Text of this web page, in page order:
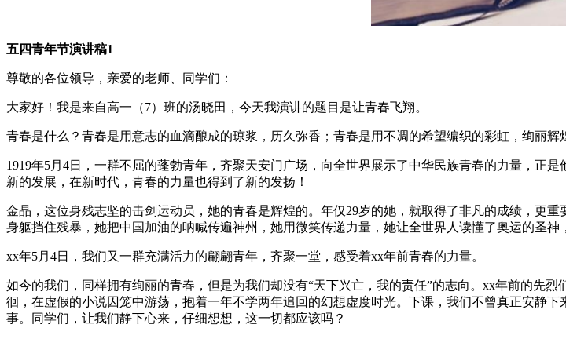
五四青年节演讲稿1
尊敬的各位领导，亲爱的老师、同学们：
大家好！我是来自高一（7）班的汤晓田，今天我演讲的题目是让青春飞翔。
青春是什么？青春是用意志的血滴酿成的琼浆，历久弥香；青春是用不凋的希望编织的彩虹，绚丽辉
1919年5月4日，一群不屈的蓬勃青年，齐聚天安门广场，向全世界展示了中华民族青春的力量，正
新的发展，在新时代，青春的力量也得到了新的发扬！
金晶，这位身残志坚的击剑运动员，她的青春是辉煌的。年仅29岁的她，就取得了非凡的成绩，更
身躯挡住残暴，她把中国加油的呐喊传遍神州，她用微笑传递力量，她让全世界人读懂了奥运的圣神
xx年5月4日，我们又一群充满活力的翩翩青年，齐聚一堂，感受着xx年前青春的力量。
如今的我们，同样拥有绚丽的青春，但是为我们却没有“天下兴亡，我的责任”的志向。xx年前的先
徊，在虚假的小说囚笼中游荡，抱着一年不学两年追回的幻想虚度时光。下课，我们不曾真正安静
事。同学们，让我们静下心来，仔细想想，这一切都应该吗？